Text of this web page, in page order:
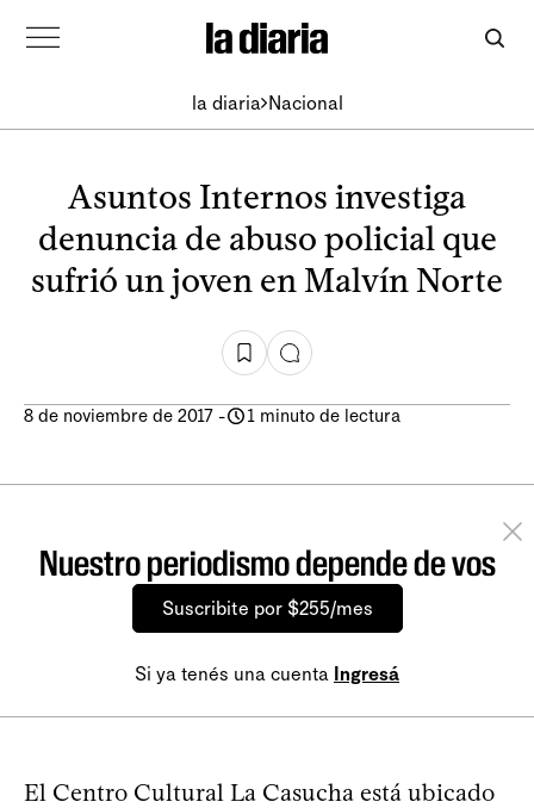
la diaria Nacional
Asuntos Internos investiga
denuncia de abuso policial que
sufrió un joven en Malvín Norte
8 de noviembre de 2017 - 1 minuto de lectura
Nuestro periodismo depende de vos
Suscribite por $255/mes
Si ya tenés una cuenta Ingresá
El Centro Cultural La Casucha está ubicado